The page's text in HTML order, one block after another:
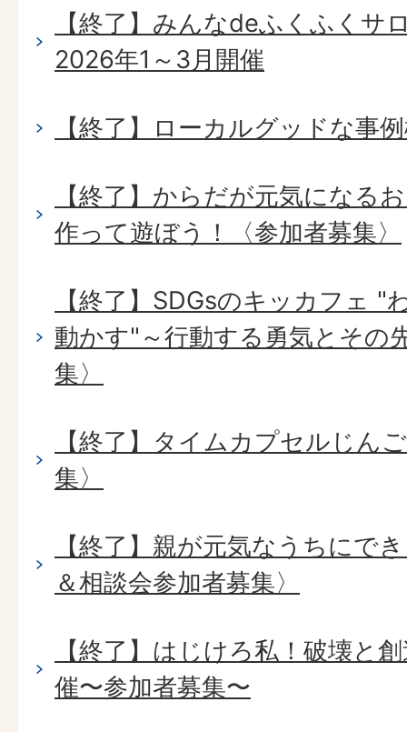
【終了】みんなdeふくふくサ
2026年1～3月開催
【終了】ローカルグッドな事
【終了】からだが元気になる
作って遊ぼう！〈参加者募集〉
【終了】SDGsのキッカフェ "
動かす"～行動する勇気とその
集〉
【終了】タイムカプセルじん
集〉
【終了】親が元気なうちにで
＆相談会参加者募集〉
【終了】はじけろ私！破壊と
催〜参加者募集〜